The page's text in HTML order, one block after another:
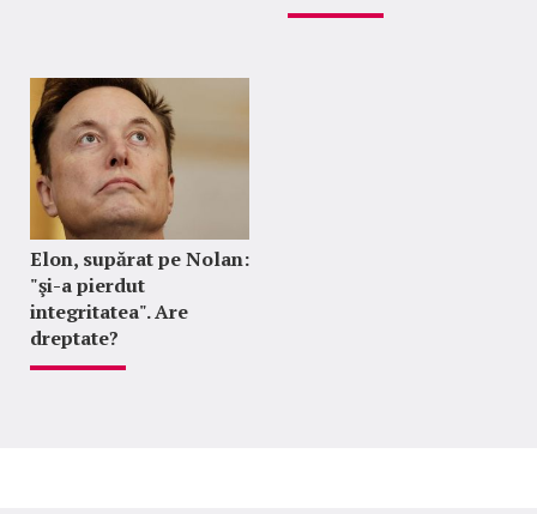
Elon, supărat pe Nolan:
"şi-a pierdut
integritatea". Are
dreptate?